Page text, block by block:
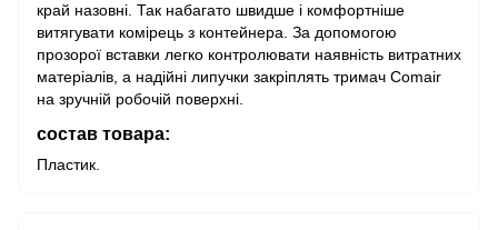
край назовні. Так набагато швидше і комфортніше
витягувати комірець з контейнера. За допомогою
прозорої вставки легко контролювати наявність витратних
матеріалів, а надійні липучки закріплять тримач Comair
на зручній робочій поверхні.
состав товара:
Пластик.